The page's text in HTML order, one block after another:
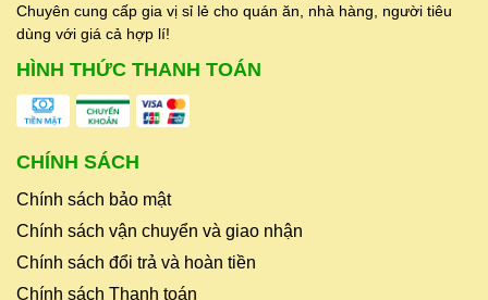
Chuyên cung cấp gia vị sỉ lẻ cho quán ăn, nhà hàng, người tiêu
dùng với giá cả hợp lí!
HÌNH THỨC THANH TOÁN
CHÍNH SÁCH
Chính sách bảo mật
Chính sách vận chuyển và giao nhận
Chính sách đổi trả và hoàn tiền
Chính sách Thanh toán